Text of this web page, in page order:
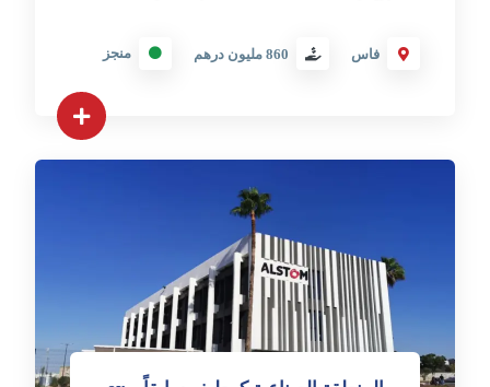
فاس منجز